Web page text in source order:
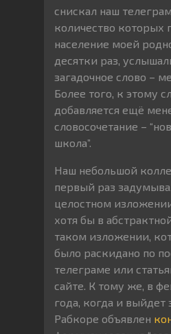
снискал наш
количество которых
население моей
десятки раз,
загадочное слово –
Более того, к этому
добавляется ещё
словосочетание –
школа”.
Наш небольшой
первый раз
целостном
хотя бы в
таком изложении,
было раскидано по
телеграме или
сайте. К тому же, в
года, когда и выйдет
Рабкоре объявлен